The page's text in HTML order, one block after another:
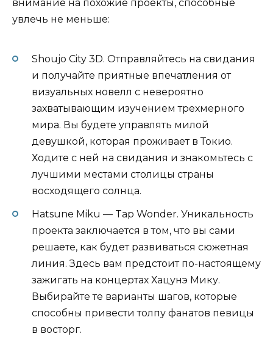
внимание на похожие проекты, способные
увлечь не меньше:
Shoujo City 3D. Отправляйтесь на свидания
и получайте приятные впечатления от
визуальных новелл с невероятно
захватывающим изучением трехмерного
мира. Вы будете управлять милой
девушкой, которая проживает в Токио.
Ходите с ней на свидания и знакомьтесь с
лучшими местами столицы страны
восходящего солнца.
Hatsune Miku — Tap Wonder. Уникальность
проекта заключается в том, что вы сами
решаете, как будет развиваться сюжетная
линия. Здесь вам предстоит по-настоящему
зажигать на концертах Хацунэ Мику.
Выбирайте те варианты шагов, которые
способны привести толпу фанатов певицы
в восторг.